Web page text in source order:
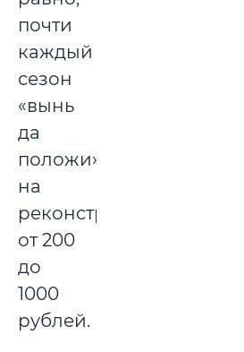
почти
каждый
сезон
«вынь
да
положи»
на
реконструкцию
от 200
до
1000
рублей.